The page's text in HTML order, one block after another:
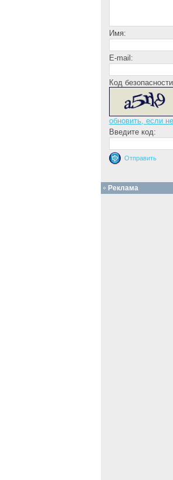
Имя:
E-mail:
Код
обновить, если
Введите код:
Реклама